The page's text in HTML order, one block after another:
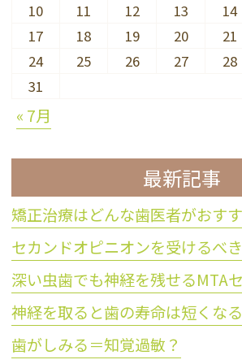
10
11 12 13 14
17
18 19 20 21
24
25 26 27 28
31
« 7月
最新記事
セカンドオピニオンを受けるべ
深い虫歯でも神経を残せるMTA
神経を取ると歯の寿命は短くな
歯がしみる＝知覚過敏？